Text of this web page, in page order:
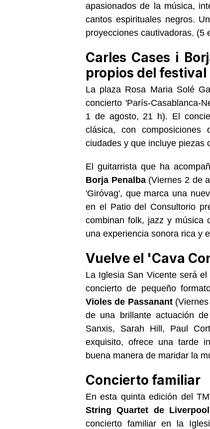
apasionados de la música,
cantos espirituales negros.
proyecciones cautivadoras. (5
Carles Cases i
propios del festival
La plaza Rosa Maria Solé
concierto 'París-Casablanca-
1 de agosto, 21 h). El
clásica, con composiciones
ciudades y que incluye piezas
El guitarrista que ha
Borja Penalba(Viernes 2 de
'Giróvag', que marca una
en el Patio del Consultorio
combinan folk, jazz y música
una experiencia sonora rica y
Vuelve el 'Cava
La Iglesia San Vicente será
concierto de pequeño
Violes de Passanant(
de una brillante actuación
Sanxis, Sarah Hill, Paul
exquisito, ofrece una tarde
buena manera de maridar la
Concierto familiar
En esta quinta edición del
String Quartet de Liverpool
concierto familiar en la